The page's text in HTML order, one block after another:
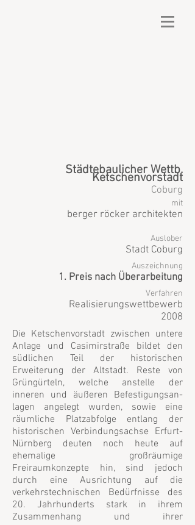
Städtebaulicher Wettb.
Ketschenvorstadt
Coburg
mit
berger röcker architekten
Auslober
Stadt Coburg
Auszeichnung
1. Preis nach Überarbeitung
Verfahren
Realisierungswettbewerb
2008
Die Ketschenvorstadt zwischen untere
Anlage und Casimirstraße bildet den
südlichen Teil der historischen
Erweiterung der Altstadt. Reste von
Grüngürteln, welche anstelle der
inneren und äußeren Befestigungsan-
lagen angelegt wurden, sowie eine
räumliche Platzabfolge entlang der
historischen Verbindungsachse Erfurt-
Nürnberg deuten noch heute auf
ehemalige großräumige
Freiraumkonzepte hin, sind jedoch
durch eine Ausrichtung auf die
verkehrstechnischen Bedürfnisse des
20. Jahrhunderts stark in ihrem
Zusammenhang und ihrer